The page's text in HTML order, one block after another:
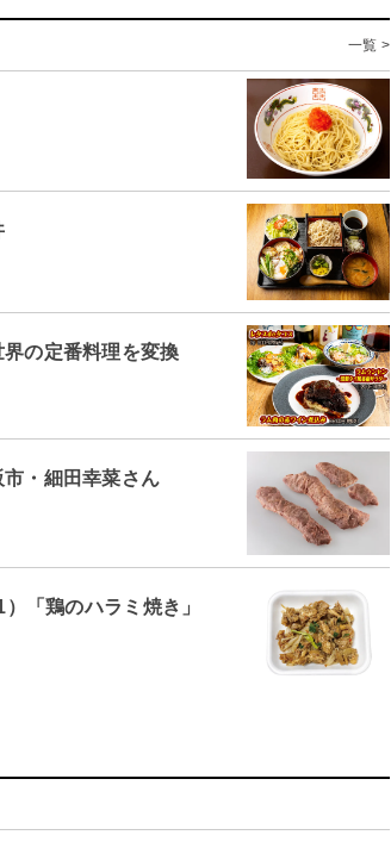
一覧 >
の定番料理を変換
・細田幸菜さん
「鶏のハラミ焼き」